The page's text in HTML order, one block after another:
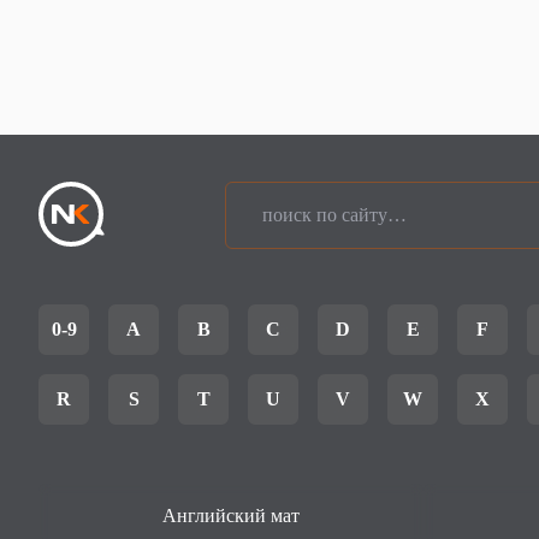
0-9 A B C D E F
R S T U V W X
Английский мат